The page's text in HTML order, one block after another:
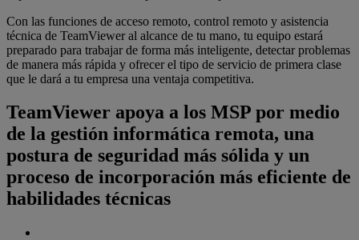
Con las funciones de acceso remoto, control remoto y asistencia
técnica de TeamViewer al alcance de tu mano, tu equipo estará
preparado para trabajar de forma más inteligente, detectar problemas
de manera más rápida y ofrecer el tipo de servicio de primera clase
que le dará a tu empresa una ventaja competitiva.
TeamViewer apoya a los MSP por medio
de la gestión informática remota, una
postura de seguridad más sólida y un
proceso de incorporación más eficiente de
habilidades técnicas